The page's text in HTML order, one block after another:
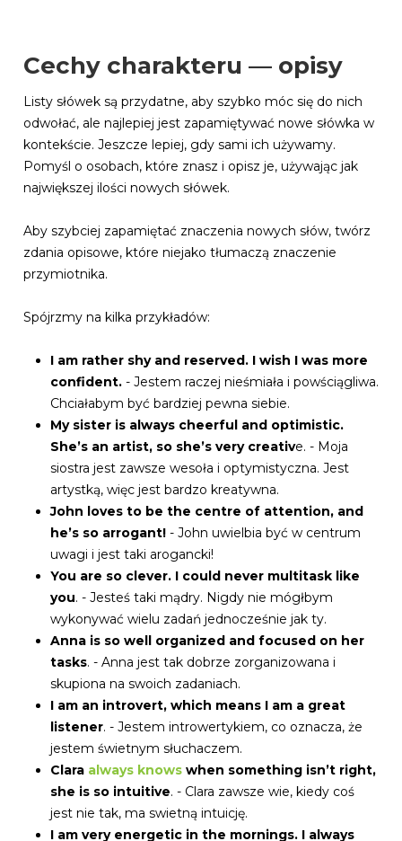
Cechy charakteru — opisy
Listy słówek są przydatne, aby szybko móc się do nich
odwołać, ale najlepiej jest zapamiętywać nowe słówka w
kontekście. Jeszcze lepiej, gdy sami ich używamy.
Pomyśl o osobach, które znasz i opisz je, używając jak
największej ilości nowych słówek.
Aby szybciej zapamiętać znaczenia nowych słów, twórz
zdania opisowe, które niejako tłumaczą znaczenie
przymiotnika.
Spójrzmy na kilka przykładów:
I am rather shy and reserved. I wish I was more
confident. - Jestem raczej nieśmiała i powściągliwa.
Chciałabym być bardziej pewna siebie.
My sister is always cheerful and optimistic.
She’s an artist, so she’s very creative. - Moja
siostra jest zawsze wesoła i optymistyczna. Jest
artystką, więc jest bardzo kreatywna.
John loves to be the centre of attention, and
he’s so arrogant! - John uwielbia być w centrum
uwagi i jest taki arogancki!
You are so clever. I could never multitask like
you. - Jesteś taki mądry. Nigdy nie mógłbym
wykonywać wielu zadań jednocześnie jak ty.
Anna is so well organized and focused on her
tasks. - Anna jest tak dobrze zorganizowana i
skupiona na swoich zadaniach.
I am an introvert, which means I am a great
listener. - Jestem introwertykiem, co oznacza, że
jestem świetnym słuchaczem.
Clara always knows when something isn’t right,
she is so intuitive. - Clara zawsze wie, kiedy coś
jest nie tak, ma swietną intuicję.
I am very energetic in the mornings. I always